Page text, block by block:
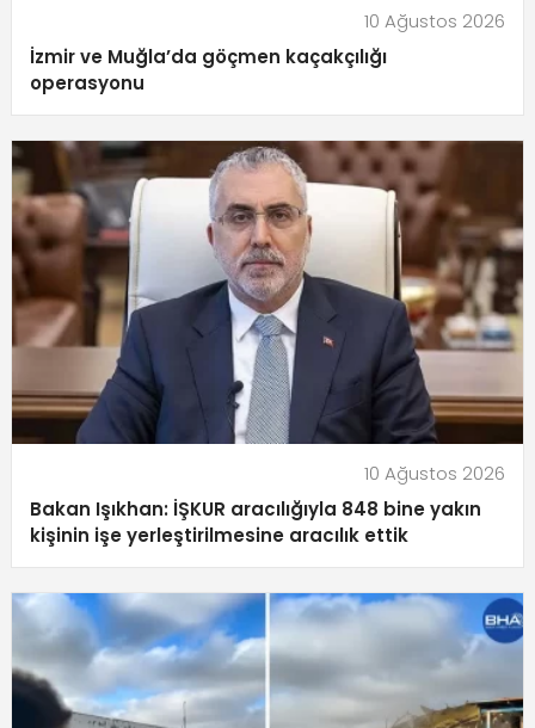
10 Ağustos 2026
İzmir ve Muğla’da göçmen kaçakçılığı
operasyonu
10 Ağustos 2026
Bakan Işıkhan: İŞKUR aracılığıyla 848 bine yakın
kişinin işe yerleştirilmesine aracılık ettik